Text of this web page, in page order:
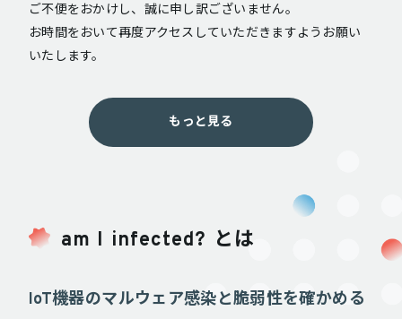
ご不便をおかけし、誠に申し訳ございません。
お時間をおいて再度アクセスしていただきますようお願い
いたします。
もっと見る
am I infected? とは
IoT機器のマルウェア感染と脆弱性を確かめる